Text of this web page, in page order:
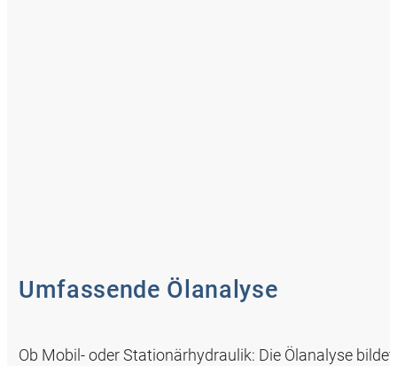
Umfassende Ölanalyse
Ob Mobil- oder Stationärhydraulik: Die Ölanalyse